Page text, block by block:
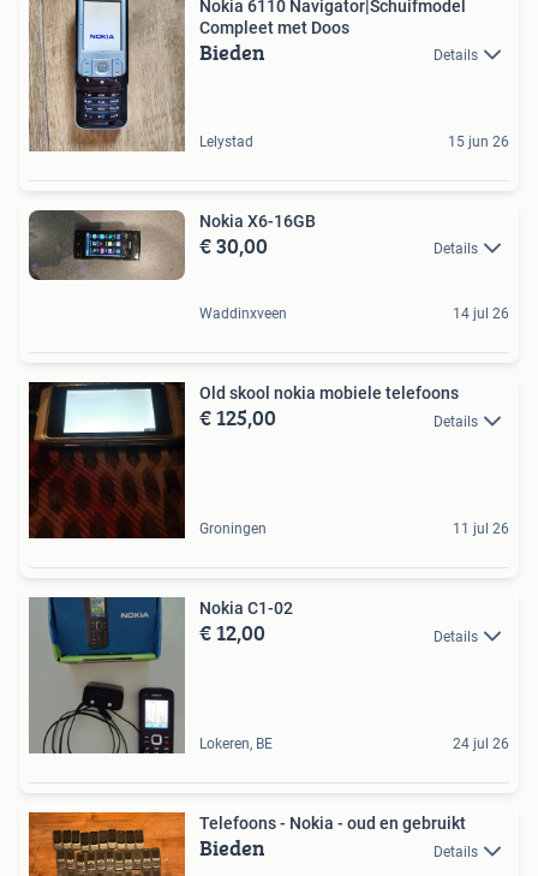
Nokia 6110 Navigator|Schuifmodel
Compleet met Doos
Bieden Details
Lelystad 15 jun 26
Nokia X6-16GB
€ 30,00 Details
Waddinxveen 14 jul 26
Old skool nokia mobiele telefoons
€ 125,00 Details
Groningen 11 jul 26
Nokia C1-02
€ 12,00 Details
Lokeren, BE 24 jul 26
Telefoons - Nokia - oud en gebruikt
Bieden Details